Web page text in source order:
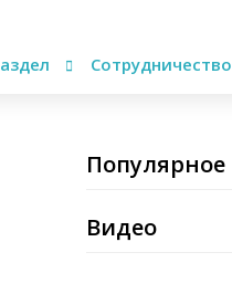
Сотрудничество
Популярное
Видео